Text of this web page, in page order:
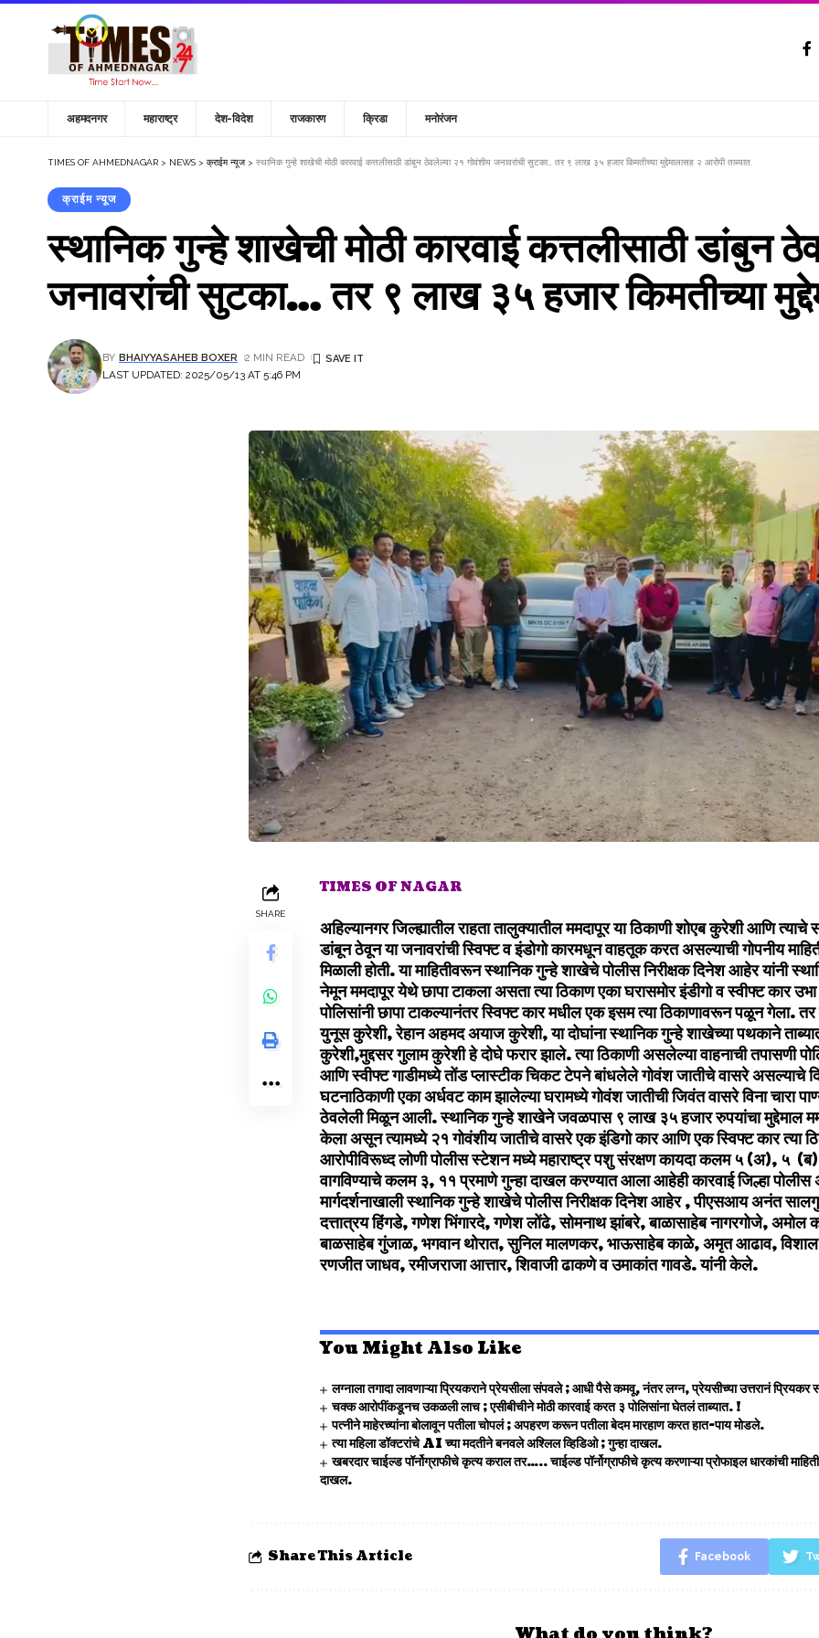
अहमदनगर महाराष्ट्र देश-विदेश राजकारण क्रिडा मनोरंजन
TIMES OF AHMEDNAGAR > NEWS > क्राईम न्यूज > स्थानिक गुन्हे शाखेची मोठी कारवाई कत्तलीसाठी डांबुन ठेवलेल्या २१ गोवंशीय जनावरांची सुटका… तर ९ लाख ३५ हजार किमतीच्या मुद्देमालासह २ आरोपी ताब्यात.
क्राईम न्यूज
स्थानिक गुन्हे शाखेची मोठी कारवाई कत्तलीसाठी डांबुन
जनावरांची सुटका… तर ९ लाख ३५ हजार किमतीच्या
LAST UPDATED: 2025/05/13 AT 5:46 PM
BY BHAIYYASAHEB BOXER 2 MIN READ
SHARE
TIMES OF NAGAR
अहिल्यानगर जिल्ह्यातील राहता तालुक्यातील ममदापूर या ठिकाणी शोएब कुरेशी आणि त्याचे
डांबून ठेवून या जनावरांची स्विफ्ट व इंडोगो कारमधून वाहतूक करत असल्याची गोपनीय
मिळाली होती. या माहितीवरून स्थानिक गुन्हे शाखेचे पोलीस निरीक्षक दिनेश आहेर यांनी
नेमून ममदापूर येथे छापा टाकला असता त्या ठिकाण एका घरासमोर इंडीगो व स्वीफ्ट कार
पोलिसांनी छापा टाकल्यानंतर स्विफ्ट कार मधील एक इसम त्या ठिकाणावरून पळून गेला.
युनूस कुरेशी, रेहान अहमद अयाज कुरेशी, या दोघांना स्थानिक गुन्हे शाखेच्या पथकाने
कुरेशी,मुद्दसर गुलाम कुरेशी हे दोघे फरार झाले. त्या ठिकाणी असलेल्या वाहनाची तपासणी
आणि स्वीफ्ट गाडीमध्ये तोंड प्लास्टीक चिकट टेपने बांधलेले गोवंश जातीचे वासरे
घटनाठिकाणी एका अर्धवट काम झालेल्या घरामध्ये गोवंश जातीची जिवंत वासरे विना चारा
ठेवलेली मिळून आली. स्थानिक गुन्हे शाखेने जवळपास ९ लाख ३५ हजार रुपयांचा मुद्देमाल
केला असून त्यामध्ये २१ गोवंशीय जातीचे वासरे एक इंडिगो कार आणि एक स्विफ्ट कार त्या
आरोपीविरूध्द लोणी पोलीस स्टेशन मध्ये महाराष्ट्र पशु संरक्षण कायदा कलम ५ (अ), ५
वागविण्याचे कलम ३, ११ प्रमाणे गुन्हा दाखल करण्यात आला आहेही कारवाई जिल्हा
मार्गदर्शनाखाली स्थानिक गुन्हे शाखेचे पोलीस निरीक्षक दिनेश आहेर , पीएसआय अनंत
दत्तात्रय हिंगडे, गणेश भिंगारदे, गणेश लोंढे, सोमनाथ झांबरे, बाळासाहेब नागरगोजे,
बाळसाहेब गुंजाळ, भगवान थोरात, सुनिल मालणकर, भाऊसाहेब काळे, अमृत आढाव,
रणजीत जाधव, रमीजराजा आत्तार, शिवाजी ढाकणे व उमाकांत गावडे. यांनी केले.
You Might Also Like
लग्नाला तगादा लावणाऱ्या प्रियकराने प्रेयसीला संपवले ; आधी पैसे कमवू, नंतर लग्न, प्रेयसीच्या उत्तरानं
चक्क आरोपींकडूनच उकळली लाच ; एसीबीचीने मोठी कारवाई करत ३ पोलिसांना घेतलं ताब्यात. !
पत्नीने माहेरच्यांना बोलावून पतीला चोपलं ; अपहरण करून पतीला बेदम मारहाण करत हात-पाय मोडले.
त्या महिला डॉक्टरांचे AI च्या मदतीने बनवले अश्लिल व्हिडिओ ; गुन्हा दाखल.
खबरदार चाईल्ड पॉर्नोग्राफीचे कृत्य कराल तर….. चाईल्ड पॉर्नोग्राफीचे कृत्य करणाऱ्या प्रोफाइल धारकांची
दाखल.
Share This Article Facebook